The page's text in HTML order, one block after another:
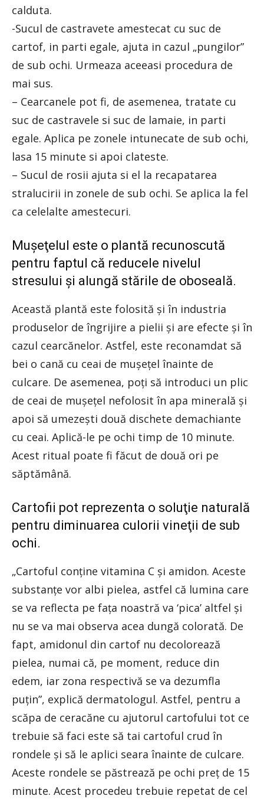
calduta.
-Sucul de castravete amestecat cu suc de
cartof, in parti egale, ajuta in cazul „pungilor”
de sub ochi. Urmeaza aceeasi procedura de
mai sus.
– Cearcanele pot fi, de asemenea, tratate cu
suc de castravele si suc de lamaie, in parti
egale. Aplica pe zonele intunecate de sub ochi,
lasa 15 minute si apoi clateste.
– Sucul de rosii ajuta si el la recapatarea
stralucirii in zonele de sub ochi. Se aplica la fel
ca celelalte amestecuri.
Muşeţelul este o plantă recunoscută
pentru faptul că reducele nivelul
stresului şi alungă stările de oboseală.
Această plantă este folosită şi în industria
produselor de îngrijire a pielii şi are efecte şi în
cazul cearcănelor. Astfel, este reconamdat să
bei o cană cu ceai de muşeţel înainte de
culcare. De asemenea, poţi să introduci un plic
de ceai de muşeţel nefolosit în apa minerală şi
apoi să umezeşti două dischete demachiante
cu ceai. Aplică-le pe ochi timp de 10 minute.
Acest ritual poate fi făcut de două ori pe
săptămână.
Cartofii pot reprezenta o soluţie naturală
pentru diminuarea culorii vineţii de sub
ochi.
„Cartoful conţine vitamina C şi amidon. Aceste
substanţe vor albi pielea, astfel că lumina care
se va reflecta pe faţa noastră va ‘pica’ altfel şi
nu se va mai observa acea dungă colorată. De
fapt, amidonul din cartof nu decolorează
pielea, numai că, pe moment, reduce din
edem, iar zona respectivă se va dezumfla
puţin”, explică dermatologul. Astfel, pentru a
scăpa de ceracăne cu ajutorul cartofului tot ce
trebuie să faci este să tai cartoful crud în
rondele şi să le aplici seara înainte de culcare.
Aceste rondele se păstrează pe ochi preţ de 15
minute. Acest procedeu trebuie repetat de cel